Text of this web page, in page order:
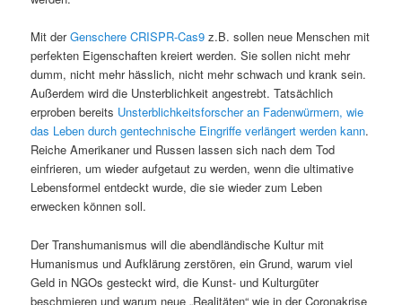
Mit derGenschere CRISPR-Cas9z.B. sollen neue Menschen mit
perfekten Eigenschaften kreiert werden. Sie sollen nicht mehr
dumm, nicht mehr hässlich, nicht mehr schwach und krank sein.
Außerdem wird die Unsterblichkeit angestrebt. Tatsächlich
erproben bereits Unsterblichkeitsforscher an Fadenwürmern, wie
das Leben durch gentechnische Eingriffe verlängert werden kann.
Reiche Amerikaner und Russen lassen sich nach dem Tod
einfrieren, um wieder aufgetaut zu werden, wenn die ultimative
Lebensformel entdeckt wurde, die sie wieder zum Leben
erwecken können soll.
Der Transhumanismus will die abendländische Kultur mit
Humanismus und Aufklärung zerstören, ein Grund, warum viel
Geld in NGOs gesteckt wird, die Kunst- und Kulturgüter
beschmieren und warum neue „Realitäten“ wie in der Coronakrise